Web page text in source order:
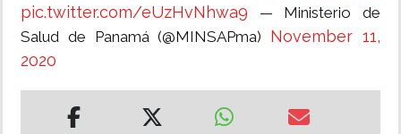
pic.twitter.com/eUzHvNhwa9 — Ministerio de
Salud de Panamá (@MINSAPma) November 11,
2020